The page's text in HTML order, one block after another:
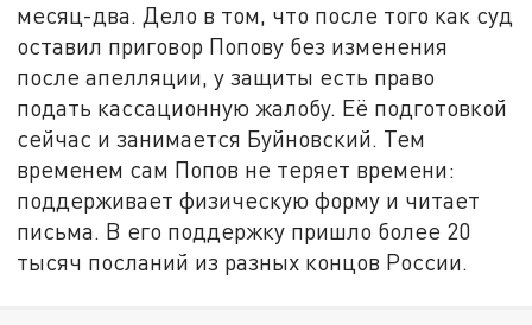
месяц-два. Дело в том, что после того как суд
оставил приговор Попову без изменения
после апелляции, у защиты есть право
подать кассационную жалобу. Её подготовкой
сейчас и занимается Буйновский. Тем
временем сам Попов не теряет времени:
поддерживает физическую форму и читает
письма. В его поддержку пришло более 20
тысяч посланий из разных концов России.